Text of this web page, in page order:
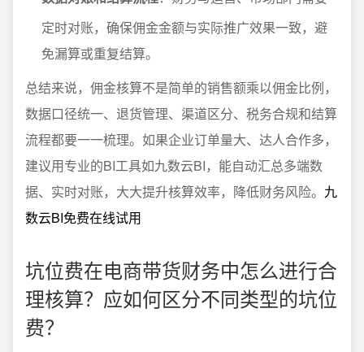
定时对账，确保佣金金额与实际推广效果一致，避
免漏算或重复结算。
总结来说，佣金核算不是简单的销售额乘以佣金比例，
数据口径统一、退货管理、渠道区分、税务合规和结算
流程都要一一梳理。如果企业订单量大、达人合作多，
建议用专业的BI工具如九数云BI，能自动汇总多端数
据、实时对账，大大提升核算效率，降低财务风险。 九
数云BI免费在线试用
坑位费在电商带货财务中怎么进行合
理核算？应如何区分不同类型的坑位
费？